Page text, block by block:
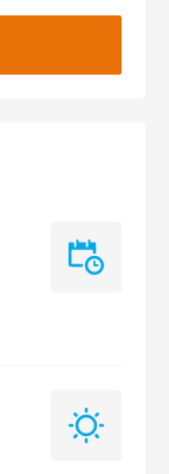
Last
Leto